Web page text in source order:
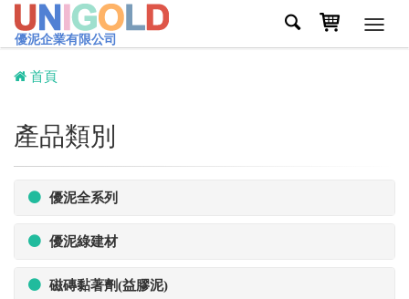
優泥企業有限公司
首頁
產品類別
優泥全系列
優泥綠建材
磁磚黏著劑(益膠泥)